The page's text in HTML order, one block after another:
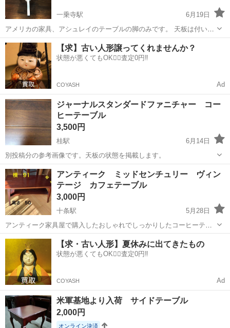
一乗寺駅
6月19日
アメリカの家具、アシュレイのテーブルの脚のみです。 天板は付いて
おりません。 4.5枚目写真の脚のみです。こちらの脚の方がハイクラス
のものです。 DIYの得意な方、丸い天板を付けて素敵なテーブルに変
身させてください。 ...
京都 京都市 一乗寺駅 テーブル アシュレイ
【求】古い人形譲ってくれませんか？
状態が悪くてもOK🙆‍♀️査定0円‼️
COYASH Ad
ジャーナルスタンダードファニチャー コー
ヒーテーブル
3,500円
桂駅
6月14日
別投稿分の参考画像です。天板の状態を掲載します。
京都 京都市 テーブル
アンティーク ミッドセンチュリー ヴィン
テージ カフェテーブル
3,000円
十条駅
5月28日
アンティーク家具屋で購入したおしゃれでしっかりしたコーヒーテー
ブルです。5万くらいしましたのでお値下げはしばらく考えておりませ
ん。 重厚な作りで気にいって置いていたものです。 素材はわかりませ
んがとても重たいテーブルです...
京都 京都市 十条駅 テーブル アンティーク
【求・古い人形】夏休みに出てきたもの
状態が悪くてもOK🙆‍♀️査定0円‼️
COYASH Ad
米軍基地より入荷 サイドテーブル
2,000円
オンライン決済